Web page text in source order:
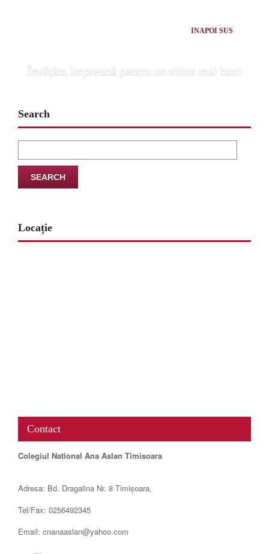
INAPOI SUS
Învăţăm împreună pentru un viitor mai bun!
Search
for:
Locație
Contact
Colegiul National Ana Aslan Timisoara
Adresa: Bd. Dragalina Nr. 8 Timișoara,
Tel/Fax: 0256492345
Email: cnanaaslan@yahoo.com